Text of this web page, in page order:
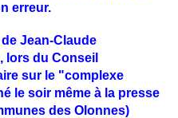
erreur.
Jean-Claude
lors du Conseil
sur le "complexe
le soir même à la presse
des Olonnes)